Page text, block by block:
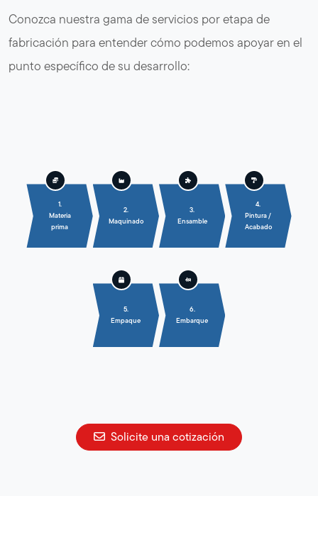
Conozca nuestra gama de servicios por etapa de
fabricación para entender cómo podemos apoyar en el
punto específico de su desarrollo:
1.
Materia
prima
2.
Maquinado
3.
Ensamble
4.
Pintura /
Acabado
5.
Empaque
6.
Embarque
Solicite una cotización